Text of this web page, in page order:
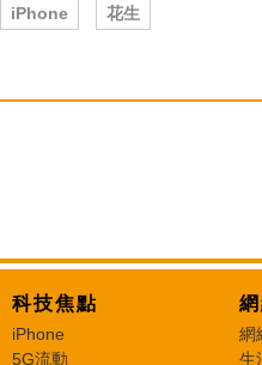
iPhone 花生
科技焦點
iPhone
5G流動
網
生